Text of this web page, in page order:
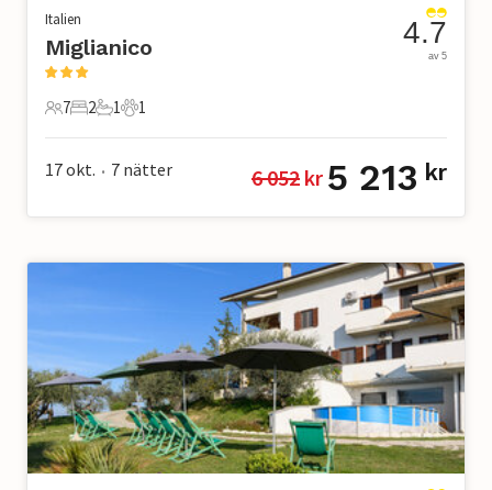
Italien
Miglianico
7 Gäster
7
2 Sovrum
2
1 Badrum
1
1 Husdjur
1
4.7
av 5
17 okt. • 7 nätter 6 052 kr 5 213 kr